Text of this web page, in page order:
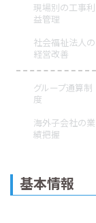
現場別の工事利
益管理
社会福祉法人の
経営改善
グループ通算制
度
海外子会社の業
績把握
基本情報